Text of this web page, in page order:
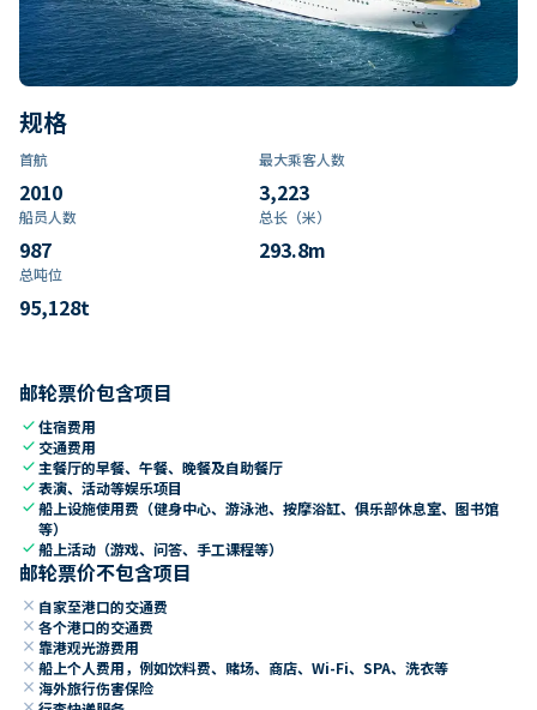
规格
首航
2010
最大乘客人数
3,223
船员人数
987
总长（米）
293.8m
总吨位
95,128t
邮轮票价包含项目
check住宿费用
check 交通费用
check 主餐厅的早餐、午餐、晚餐及自助餐厅
check表演、活动等娱乐项目
check船上设施使用费（健身中心、游泳池、按摩浴缸、俱乐部休息室、图书馆
等）
check船上活动（游戏、问答、手工课程等）
邮轮票价不包含项目
close 自家至港口的交通费
close 各个港口的交通费
close 靠港观光游费用
close 船上个人费用，例如饮料费、赌场、商店、Wi-Fi、SPA、洗衣等
close 海外旅行伤害保险